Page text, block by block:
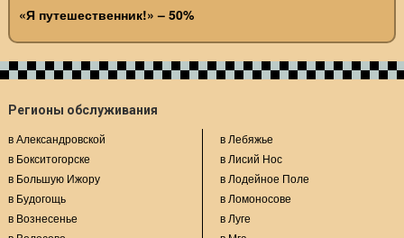
«Я путешественник!» – 50%
Регионы обслуживания
в Александровской
в Бокситогорске
в Большую Ижору
в Будогощь
в Вознесенье
в Лебяжье
в Лисий Нос
в Лодейное Поле
в Ломоносове
в Луге